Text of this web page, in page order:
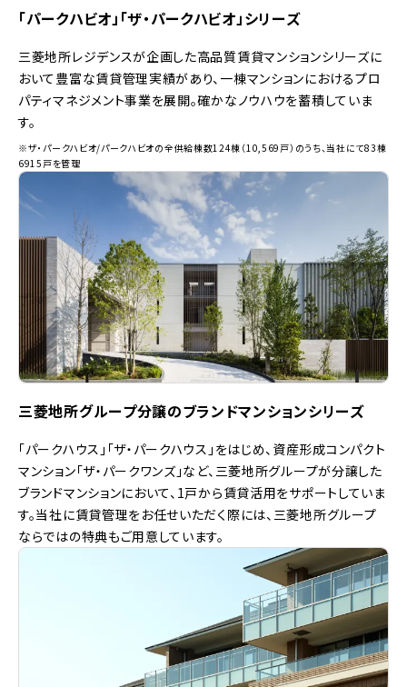
「パークハビオ」「ザ・パークハビオ」シリーズ
三菱地所レジデンスが企画した高品質賃貸マンションシリーズに
おいて豊富な賃貸管理実績があり、一棟マンションにおけるプロ
パティマネジメント事業を展開。確かなノウハウを蓄積していま
す。
※ザ・パークハビオ/パークハビオの全供給棟数124棟（10,569戸）のうち、当社にて83棟
6915戸を管理
三菱地所グループ分譲のブランドマンションシリーズ
「パークハウス」「ザ・パークハウス」をはじめ、資産形成コンパクト
マンション「ザ・パークワンズ」など、三菱地所グループが分譲した
ブランドマンションにおいて、1戸から賃貸活用をサポートしていま
す。当社に賃貸管理をお任せいただく際には、三菱地所グループ
ならではの特典もご用意しています。